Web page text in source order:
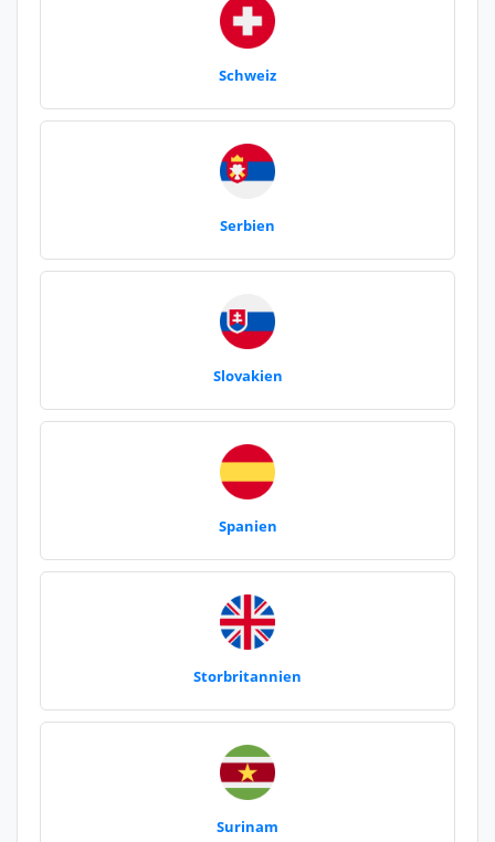
Schweiz
Serbien
Slovakien
Spanien
Storbritannien
Surinam